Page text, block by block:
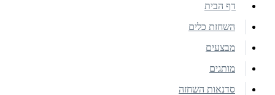
דף הבית
השחזת כלים
מבצעים
מותגים
סדנאות השחזה